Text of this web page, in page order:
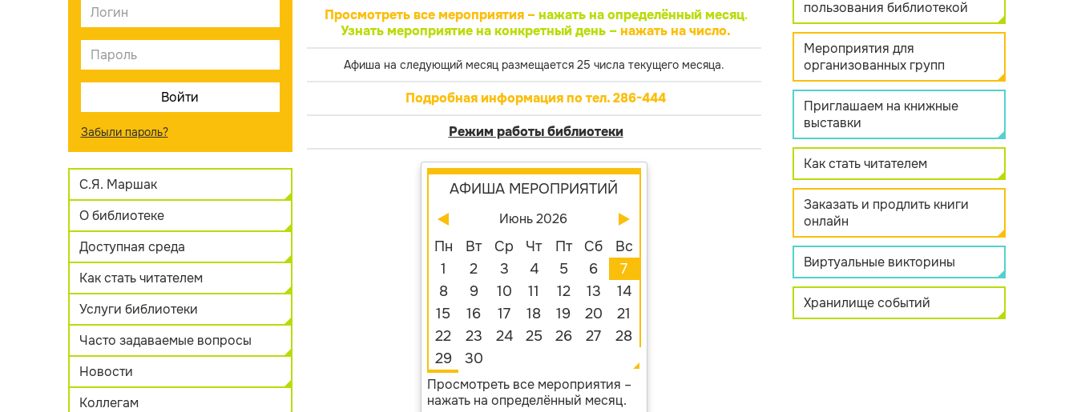
Забыли пароль?
С.Я. Маршак
О библиотеке
Доступная среда
Как стать читателем
Услуги библиотеки
Часто задаваемые вопросы
Новости
Коллегам
Просмотреть все мероприятия – нажать на определённый месяц.
Узнать мероприятие на конкретный день –нажать на число.
Афиша на следующий месяц размещается 25 числа текущего месяца.
Подробная информация по тел. 286-444
Режим работы библиотеки
АФИША МЕРОПРИЯТИЙ
Июнь 2026
Пн Вт Ср Чт Пт Сб
Вс
1
2 3 4 5 6
7
8
9 10 11 12 13
14
15
16 17 18 19 20
21
22
23 24 25 26 27
28
29
30
Просмотреть все мероприятия –
нажать на определённый месяц.
пользования библиотекой
Мероприятия для
организованных групп
Приглашаем на книжные
выставки
Как стать читателем
Заказать и продлить книги
онлайн
Виртуальные викторины
Хранилище событий